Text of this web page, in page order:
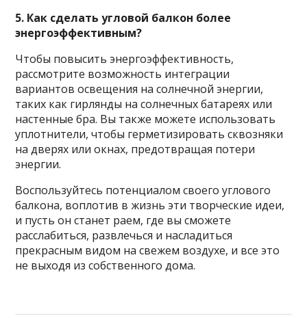
5. Как сделать угловой балкон более
энергоэффективным?
Чтобы повысить энергоэффективность,
рассмотрите возможность интеграции
вариантов освещения на солнечной энергии,
таких как гирлянды на солнечных батареях или
настенные бра. Вы также можете использовать
уплотнители, чтобы герметизировать сквозняки
на дверях или окнах, предотвращая потери
энергии.
Воспользуйтесь потенциалом своего углового
балкона, воплотив в жизнь эти творческие идеи,
и пусть он станет раем, где вы сможете
расслабиться, развлечься и насладиться
прекрасным видом на свежем воздухе, и все это
не выходя из собственного дома.